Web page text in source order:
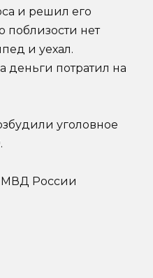
и решил его
поблизости нет
и уехал.
деньги потратил на
уголовное
МВД России